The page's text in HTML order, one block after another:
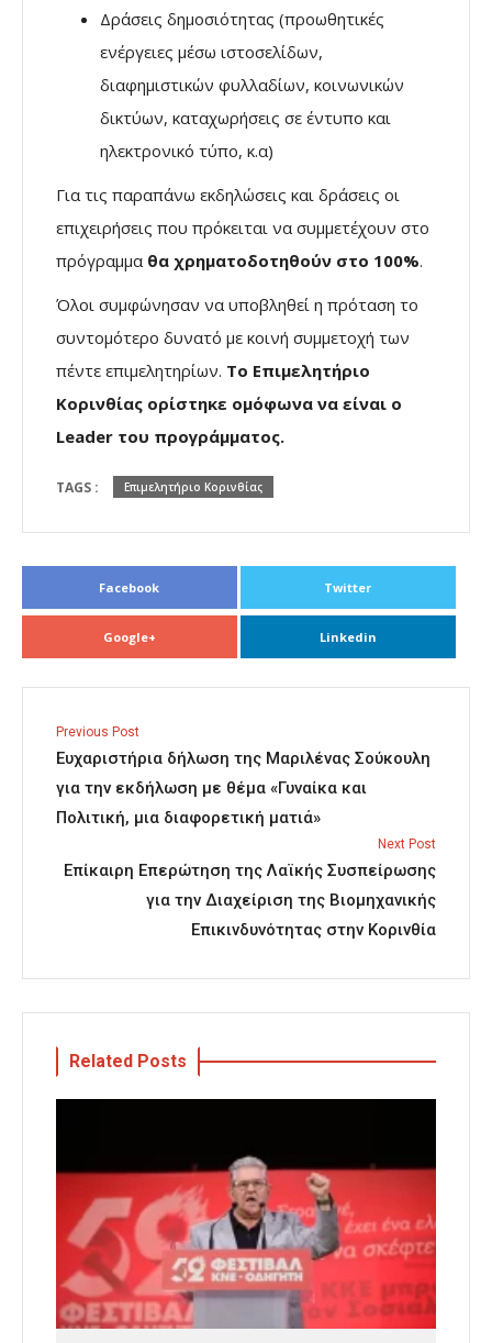
Δράσεις δημοσιότητας (προωθητικές
ενέργειες μέσω ιστοσελίδων,
διαφημιστικών φυλλαδίων, κοινωνικών
δικτύων, καταχωρήσεις σε έντυπο και
ηλεκτρονικό τύπο, κ.α)
Για τις παραπάνω εκδηλώσεις και δράσεις οι
επιχειρήσεις που πρόκειται να συμμετέχουν στο
πρόγραμμα θα χρηματοδοτηθούν στο 100%.
Όλοι συμφώνησαν να υποβληθεί η πρόταση το
συντομότερο δυνατό με κοινή συμμετοχή των
πέντε επιμελητηρίων. Το Επιμελητήριο
Κορινθίας ορίστηκε ομόφωνα να είναι ο
Leader του προγράμματος.
TAGS : Επιμελητήριο Κορινθίας
Facebook Twitter
Google+ Linkedin
Previous Post
Ευχαριστήρια δήλωση της Μαριλένας Σούκουλη
για την εκδήλωση με θέμα «Γυναίκα και
Πολιτική, μια διαφορετική ματιά»
Next Post
Επίκαιρη Επερώτηση της Λαϊκής Συσπείρωσης
για την Διαχείριση της Βιομηχανικής
Επικινδυνότητας στην Κορινθία
Related Posts